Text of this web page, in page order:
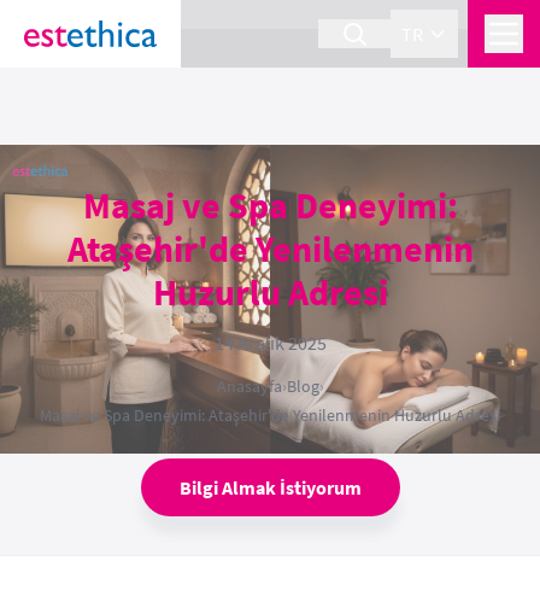
section Service {
Masaj ve Spa Deneyimi:
Ataşehir'de Yenilenmenin
Huzurlu Adresi
14 Aralık 2025
Anasayfa›Blog›
Masaj ve Spa Deneyimi: Ataşehir'de Yenilenmenin Huzurlu Adresi
Bilgi Almak İstiyorum